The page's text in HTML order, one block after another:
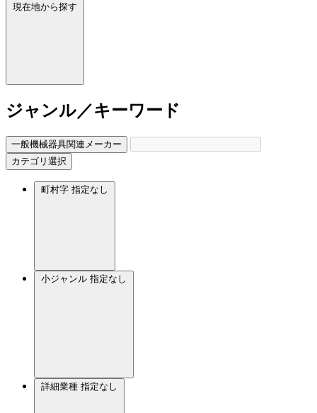
現在地から探す
ジャンル／キーワード
一般機械器具関連メーカー
カテゴリ選択
町村字 指定なし
小ジャンル 指定なし
詳細業種 指定なし